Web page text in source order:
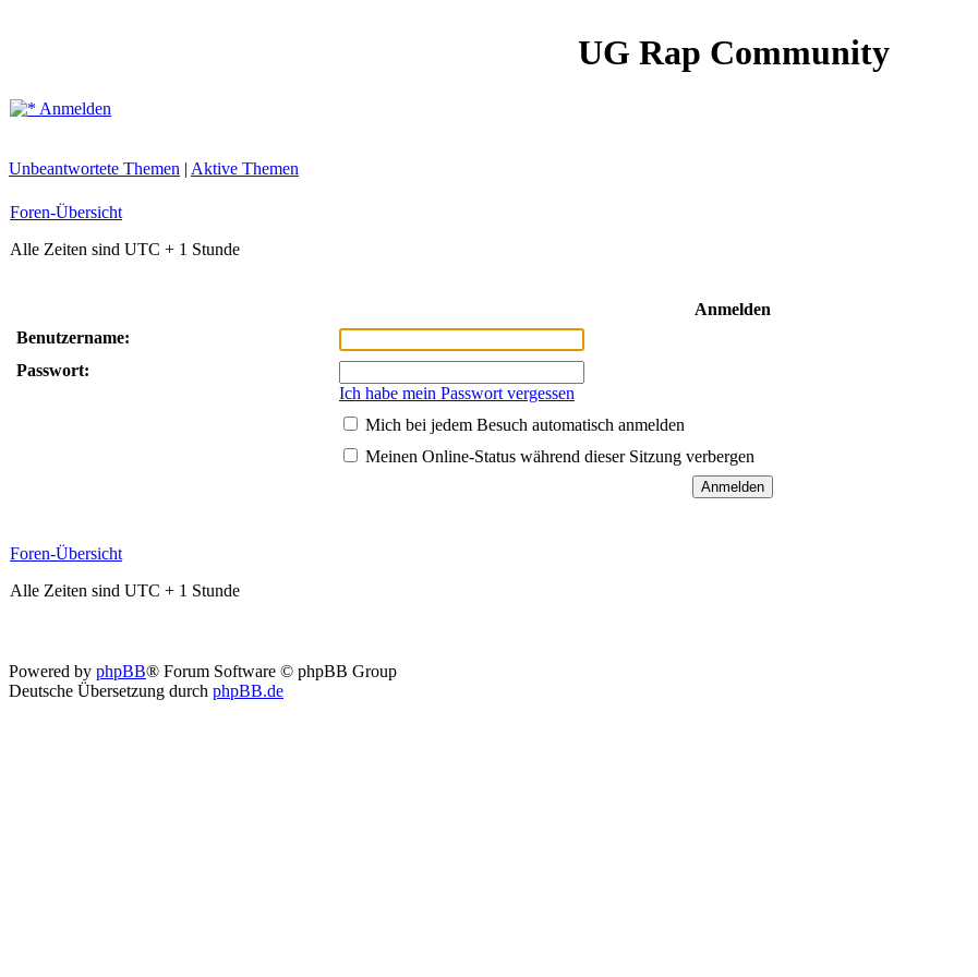
UG Rap Community
Anmelden
Unbeantwortete Themen | Aktive Themen
Foren-Übersicht
Alle Zeiten sind UTC + 1 Stunde
Anmelden
Benutzername:
Passwort:
Ich habe mein Passwort vergessen
Mich bei jedem Besuch automatisch anmelden
Meinen Online-Status während dieser Sitzung verbergen
Foren-Übersicht
Alle Zeiten sind UTC + 1 Stunde
Powered by phpBB® Forum Software © phpBB Group
Deutsche Übersetzung durch phpBB.de